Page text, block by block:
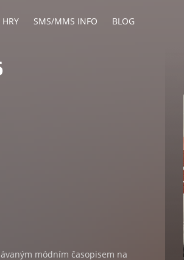
HRY SMS/MMS INFO BLOG
módním časopisem na